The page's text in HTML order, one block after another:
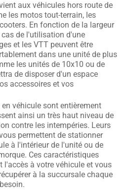
aux véhicules hors route de
les motos tout-terrain, les
En fonction de la largeur
de l'utilisation d'une
et les VTT peuvent être
dans une unité de plus
les unités de 10x10 ou de
de disposer d'un espace
accessoires et vos
véhicule sont entièrement
ainsi un très haut niveau de
contre les intempéries. Leurs
permettent de stationner
à l'intérieur de l'unité ou de
Ces caractéristiques
l'accès à votre véhicule et vous
à la succursale chaque